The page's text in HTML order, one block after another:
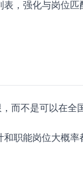
，强化与岗位
而不是可以在全
职能岗位大概